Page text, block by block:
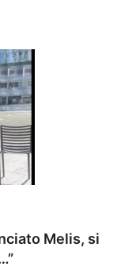
Melis, si